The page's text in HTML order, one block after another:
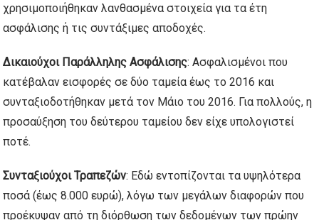
χρησιμοποιήθηκαν λανθασμένα στοιχεία για τα έτη
ασφάλισης ή τις συντάξιμες αποδοχές.
Δικαιούχοι Παράλληλης Ασφάλισης: Ασφαλισμένοι που
κατέβαλαν εισφορές σε δύο ταμεία έως το 2016 και
συνταξιοδοτήθηκαν μετά τον Μάιο του 2016. Για πολλούς, η
προσαύξηση του δεύτερου ταμείου δεν είχε υπολογιστεί
ποτέ.
Συνταξιούχοι Τραπεζών: Εδώ εντοπίζονται τα υψηλότερα
ποσά (έως 8.000 ευρώ), λόγω των μεγάλων διαφορών που
προέκυψαν από τη διόρθωση των δεδομένων των πρώην